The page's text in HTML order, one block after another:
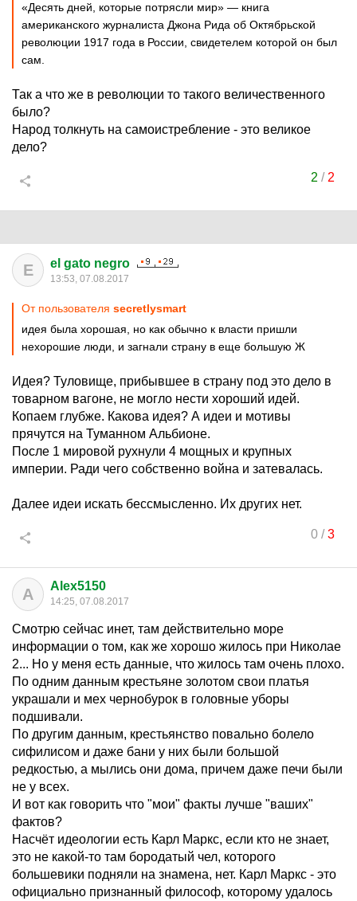
«Десять дней, которые потрясли мир» — книга
американского журналиста Джона Рида об Октябрьской
революции 1917 года в России, свидетелем которой он был
сам.
Так а что же в революции то такого величественного
было?
Народ толкнуть на самоистребление - это великое
дело?
2 / 2
E el gato negro
13:53, 07.08.2017
От пользователя secretlysmart
идея была хорошая, но как обычно к власти пришли
нехорошие люди, и загнали страну в еще большую Ж
Идея? Туловище, прибывшее в страну под это дело в
товарном вагоне, не могло нести хороший идей.
Копаем глубже. Какова идея? А идеи и мотивы
прячутся на Туманном Альбионе.
После 1 мировой рухнули 4 мощных и крупных
империи. Ради чего собственно война и затевалась.
Далее идеи искать бессмысленно. Их других нет.
0/3
A Alex5150
14:25, 07.08.2017
Смотрю сейчас инет, там действительно море
информации о том, как же хорошо жилось при Николае
2... Но у меня есть данные, что жилось там очень плохо.
По одним данным крестьяне золотом свои платья
украшали и мех чернобурок в головные уборы
подшивали.
По другим данным, крестьянство повально болело
сифилисом и даже бани у них были большой
редкостью, а мылись они дома, причем даже печи были
не у всех.
И вот как говорить что "мои" факты лучше "ваших"
фактов?
Насчёт идеологии есть Карл Маркс, если кто не знает,
это не какой-то там бородатый чел, которого
большевики подняли на знамена, нет. Карл Маркс - это
официально признанный философ, которому удалось